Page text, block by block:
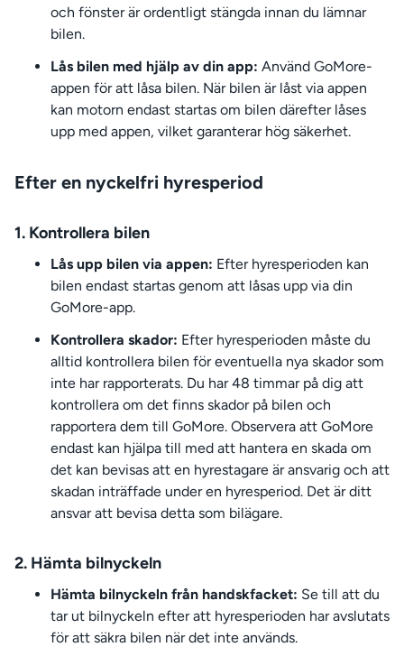
och fönster är ordentligt stängda innan du lämnar
bilen.
Lås bilen med hjälp av din app: Använd GoMore-
appen för att låsa bilen. När bilen är låst via appen
kan motorn endast startas om bilen därefter låses
upp med appen, vilket garanterar hög säkerhet.
Efter en nyckelfri hyresperiod
1. Kontrollera bilen
Lås upp bilen via appen: Efter hyresperioden kan
bilen endast startas genom att låsas upp via din
GoMore-app.
Kontrollera skador: Efter hyresperioden måste du
alltid kontrollera bilen för eventuella nya skador som
inte har rapporterats. Du har 48 timmar på dig att
kontrollera om det finns skador på bilen och
rapportera dem till GoMore. Observera att GoMore
endast kan hjälpa till med att hantera en skada om
det kan bevisas att en hyrestagare är ansvarig och att
skadan inträffade under en hyresperiod. Det är ditt
ansvar att bevisa detta som bilägare.
2. Hämta bilnyckeln
Hämta bilnyckeln från handskfacket: Se till att du
tar ut bilnyckeln efter att hyresperioden har avslutats
för att säkra bilen när det inte används.